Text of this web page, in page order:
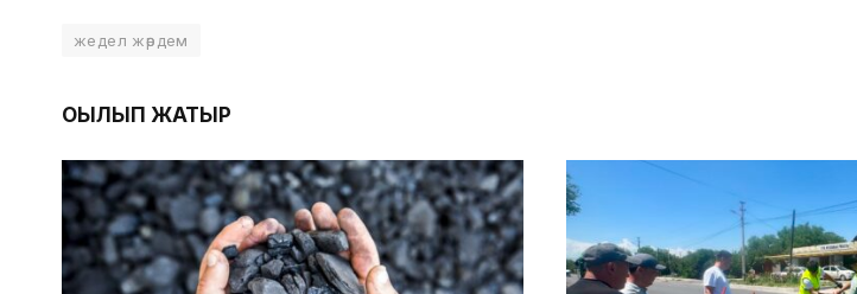
жедел жәрдем
ОҚЫЛЫП ЖАТЫР